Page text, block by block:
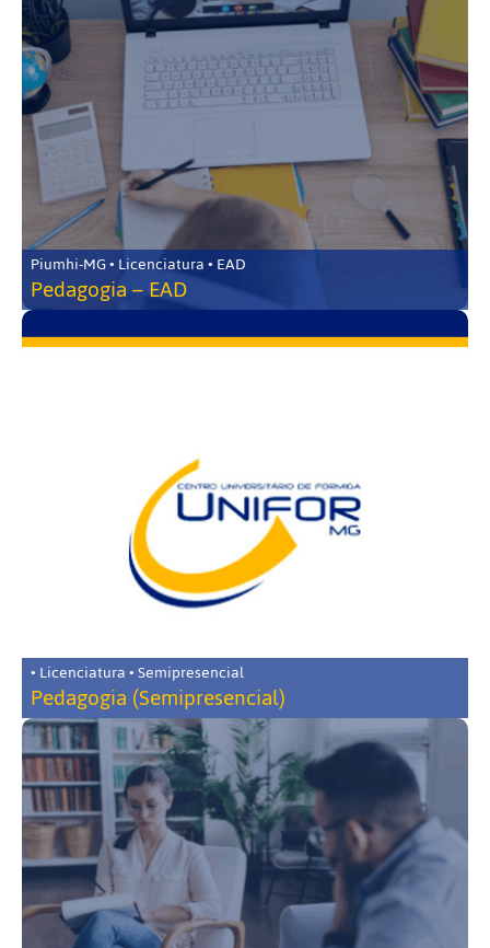
Piumhi-MG • Licenciatura • EAD
Pedagogia – EAD
• Licenciatura • Semipresencial
Pedagogia (Semipresencial)